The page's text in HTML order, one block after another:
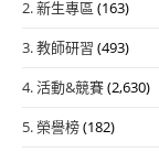
2. 新生專區 (163)
3. 教師研習 (493)
4. 活動&競賽(2,630)
5. 榮譽榜(182)